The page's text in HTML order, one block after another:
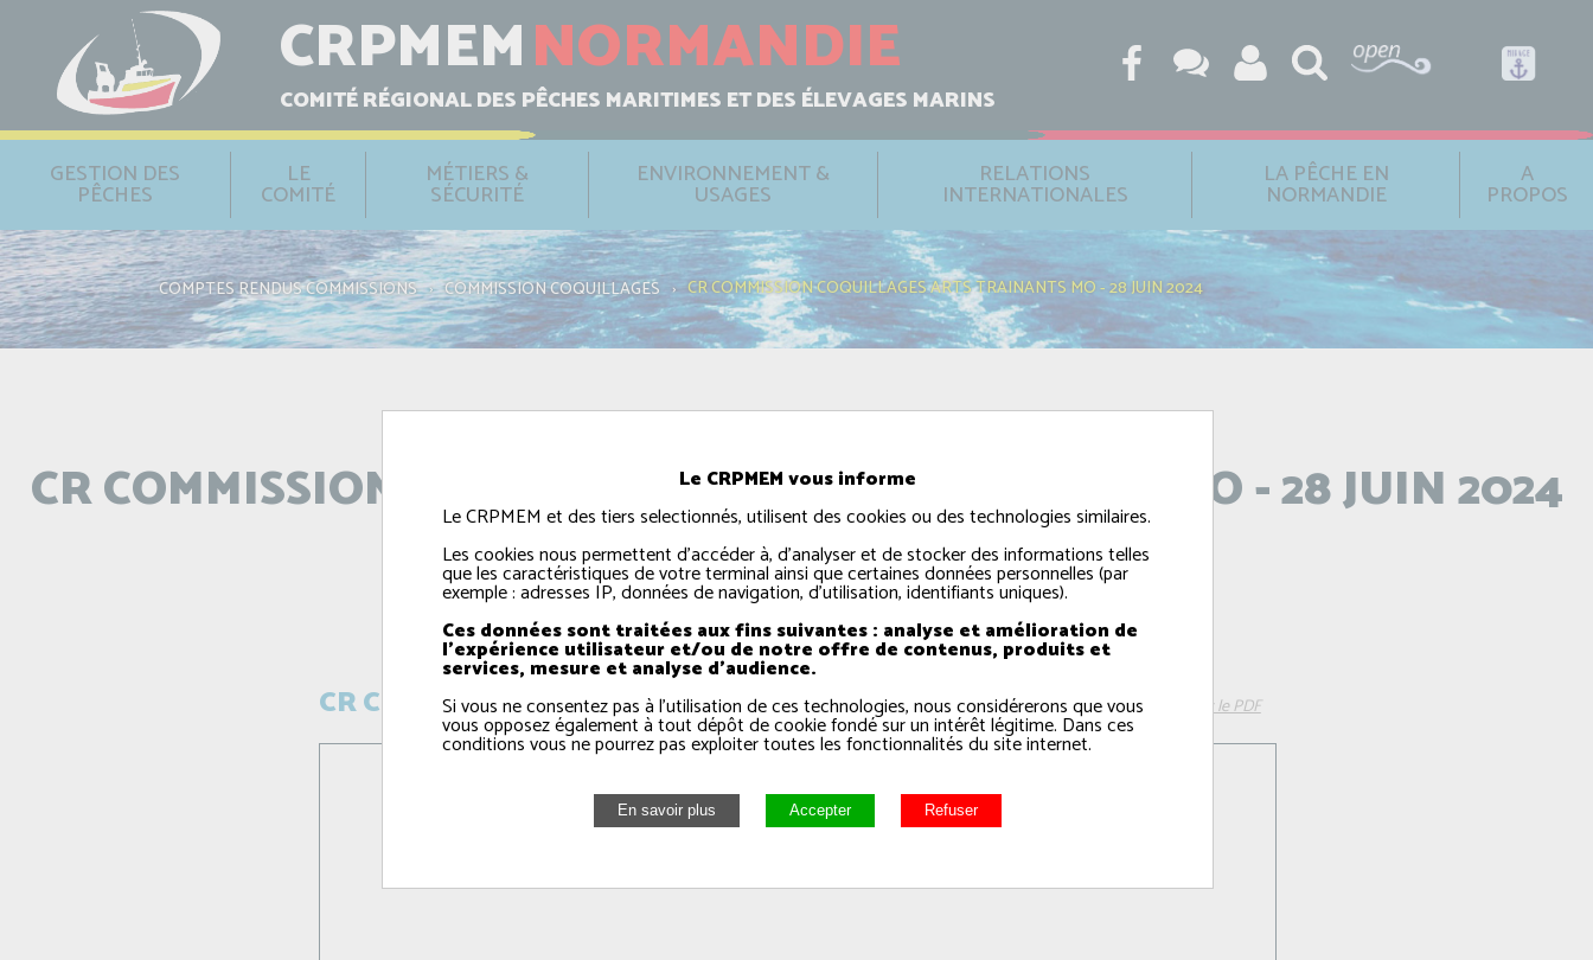
CRPMEMNORMANDIE
COMITÉ RÉGIONAL DES PÊCHES MARITIMES ET DES ÉLEVAGES MARINS
GESTION DES
PÊCHES
LE
COMITÉ
MÉTIERS &
SÉCURITÉ
ENVIRONNEMENT &
USAGES
RELATIONS
INTERNATIONALES
LA PÊCHE EN
NORMANDIE
A
PROPOS
COMPTES RENDUS COMMISSIONS › COMMISSION COQUILLAGES › CR COMMISSION COQUILLAGES ARTS TRAINANTS MO - 28 JUIN 2024
CR COMMISSION COQUILLAGES ARTS TRAINANTS MO - 28 JUIN 2024
CR Commission coquillages arts trainants MO - 28 juin 2024 télécharger le PDF
Le CRPMEM vous informe
Le CRPMEM et des tiers selectionnés, utilisent des cookies ou des technologies similaires.
Les cookies nous permettent d'accéder à, d'analyser et de stocker des informations telles
que les caractéristiques de votre terminal ainsi que certaines données personnelles (par
exemple : adresses IP, données de navigation, d'utilisation, identifiants uniques).
Ces données sont traitées aux fins suivantes : analyse et amélioration de
l'expérience utilisateur et/ou de notre offre de contenus, produits et
services, mesure et analyse d'audience.
Si vous ne consentez pas à l'utilisation de ces technologies, nous considérerons que vous
vous opposez également à tout dépôt de cookie fondé sur un intérêt légitime. Dans ces
conditions vous ne pourrez pas exploiter toutes les fonctionnalités du site internet.